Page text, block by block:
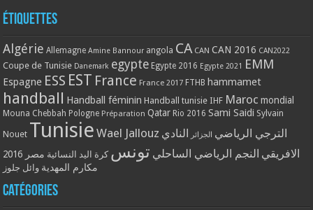
Étiquettes
Algérie Allemagne Amine Bannour angola CA CAN CAN 2016 CAN2022
Coupe de Tunisie Danemark egypte Egypte 2016 Egypte 2021 EMM
Espagne ESS EST France France 2017 FTHB hammamet
handball Handball féminin Handball tunisie IHF Maroc mondial
Mouna Chebbah Pologne Préparation Qatar Rio 2016 Sami Saidi Sylvain
Nouet Tunisie Wael Jallouz الترجي الرياضي الجزائر النادي
الافريقي النجم الرياضي الساحلي تونس كرة اليد النسائية مصر 2016
مكارم المهدية وائل جلوز
Catégories